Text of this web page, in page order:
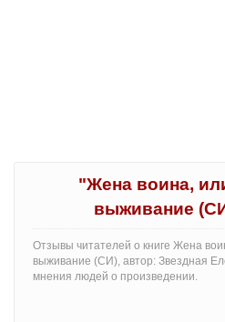
"Жена воина,
выживание
Отзывы читателей о книге Жена
выживание (СИ), автор: Звездная
мнения людей о произведении.